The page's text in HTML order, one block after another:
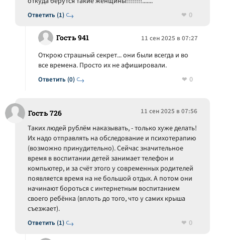
Ответить (1)
0
Гость 941 11 сен 2025 в 07:27
Ответить (0)
Открою страшный секрет... они были всегда и во
все времена. Просто их не афишировали.
0
Гость 726 11 сен 2025 в 07:56
Ответить (1)
Таких людей рублём наказывать, - только хуже делать!
Их надо отправлять на обследование и психотерапию
(возможно принудительно). Сейчас значительное
время в воспитании детей занимает телефон и
компьютер, и за счёт этого у современных родителей
появляется время на не большой отдых. А потом они
начинают бороться с интернетным воспитанием
своего ребёнка (вплоть до того, что у самих крыша
съезжает).
0